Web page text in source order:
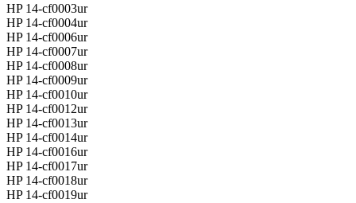
HP 14-cf0003ur
HP 14-cf0004ur
HP 14-cf0006ur
HP 14-cf0007ur
HP 14-cf0008ur
HP 14-cf0009ur
HP 14-cf0010ur
HP 14-cf0012ur
HP 14-cf0013ur
HP 14-cf0014ur
HP 14-cf0016ur
HP 14-cf0017ur
HP 14-cf0018ur
HP 14-cf0019ur